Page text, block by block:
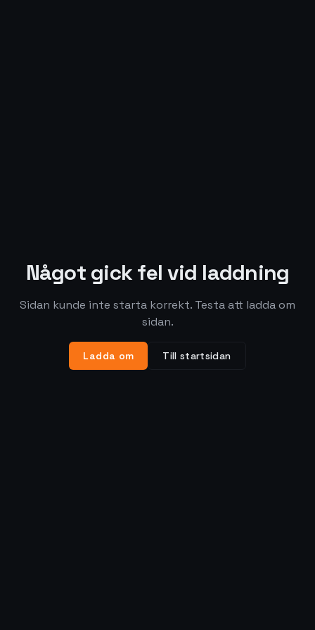
Något gick fel vid laddning
Sidan kunde inte starta korrekt. Testa att ladda om
sidan.
Ladda om Till startsidan